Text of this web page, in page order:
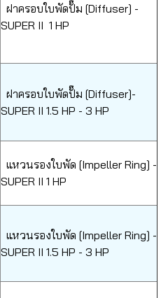
ฝาครอบใบพัดปั๊ม [Diffuser] -
SUPER II 1 HP
ฝาครอบใบพัดปั๊ม [Diffuser]-
SUPER II 1.5 HP - 3 HP
แหวนรองใบพัด [Impeller Ring] -
SUPER II 1 HP
แหวนรองใบพัด [Impeller Ring] -
SUPER II 1.5 HP - 3 HP